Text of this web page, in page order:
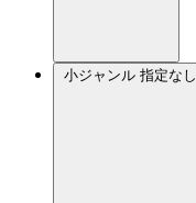
小ジャンル 指定なし